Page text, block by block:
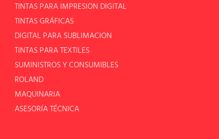
TINTAS PARA IMPRESION DIGITAL
TINTAS GRÁFICAS
DIGITAL PARA SUBLIMACION
TINTAS PARA TEXTILES
SUMINISTROS Y CONSUMIBLES
ROLAND
MAQUINARIA
ASESORÍA TÉCNICA